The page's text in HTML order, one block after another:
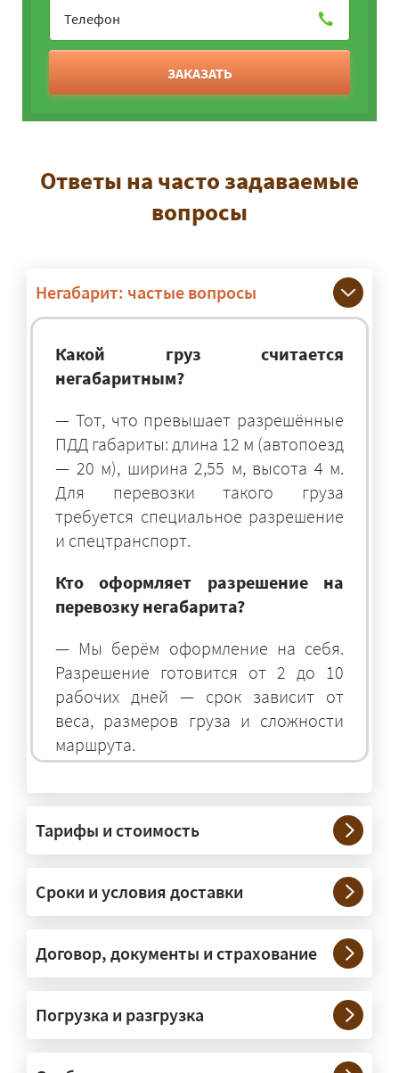
ЗАКАЗАТЬ
Ответы на часто задаваемые
вопросы
Негабарит: частые вопросы
Какой груз считается
негабаритным?
— Тот, что превышает разрешённые
ПДД габариты: длина 12 м (автопоезд
— 20 м), ширина 2,55 м, высота 4 м.
Для перевозки такого груза
требуется специальное разрешение
и спецтранспорт.
Кто оформляет разрешение на
перевозку негабарита?
— Мы берём оформление на себя.
Разрешение готовится от 2 до 10
рабочих дней — срок зависит от
веса, размеров груза и сложности
маршрута.
— На тралах и низкорамниках —
платформах, рассчитанных на
крупногабаритную технику и
конструкции. Транспорт подбираем
под конкретные размеры и вес груза.
сопровождение?
Тарифы и стоимость
Сроки и условия доставки
Договор, документы и страхование
Погрузка и разгрузка